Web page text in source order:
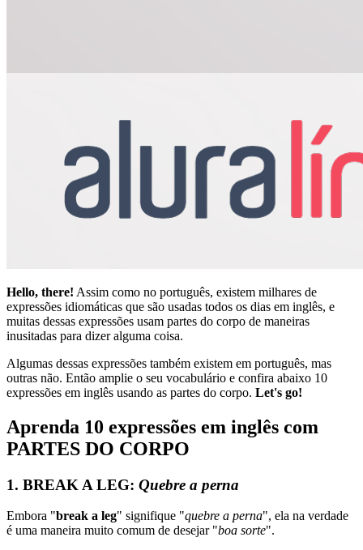
Hello, there! Assim como no português, existem milhares de
expressões idiomáticas que são usadas todos os dias em inglês, e
muitas dessas expressões usam partes do corpo de maneiras
inusitadas para dizer alguma coisa.
Algumas dessas expressões também existem em português, mas
outras não. Então amplie o seu vocabulário e confira abaixo 10
expressões em inglês usando as partes do corpo. Let's go!
Aprenda 10 expressões em inglês com
PARTES DO CORPO
1. BREAK A LEG: Quebre a perna
Embora "break a leg" signifique "quebre a perna", ela na verdade
é uma maneira muito comum de desejar "boa sorte".